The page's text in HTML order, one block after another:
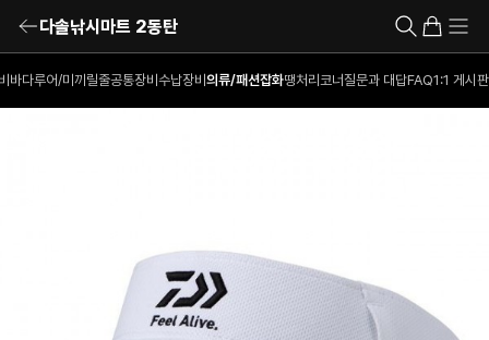
다솔낚시마트 2동탄
바다루어/미끼 릴줄공통장비 수납장비 의류/패션잡화땡처리코너 질문과 대답FAQ1:1 게시판